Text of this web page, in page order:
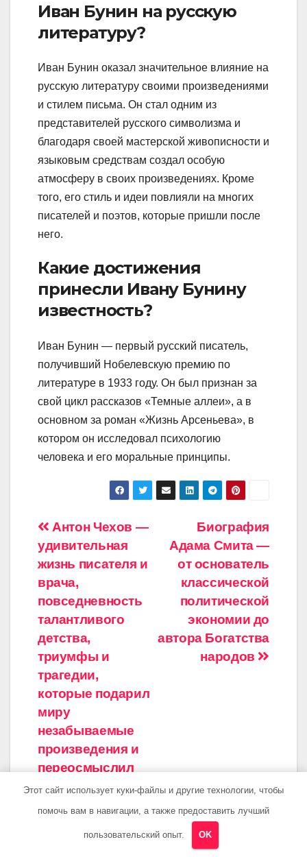
Иван Бунин на русскую
литературу?
Иван Бунин оказал значительное влияние на
русскую литературу своими произведениями
и стилем письма. Он стал одним из
представителей русского символизма и
благодаря своей мастерской живописности и
языковым средствам создал особую
атмосферу в своих произведениях. Кроме
того, его стиль и идеи повлияли на многих
писателей и поэтов, которые пришли после
него.
Какие достижения
принесли Ивану Бунину
известность?
Иван Бунин — первый русский писатель,
получивший Нобелевскую премию по
литературе в 1933 году. Он был признан за
свой цикл рассказов «Темные аллеи», а в
основном за роман «Жизнь Арсеньева», в
котором он исследовал психологию
человека и его моральные принципы.
Навигация
по
записям
Биография
Адама Смита —
от основатель
классической
политической
экономии до
автора Богатства
народов
Антон Чехов —
удивительная
жизнь писателя и
врача,
повседневность
талантливого
детства,
триумфы и
трагедии,
которые подарил
миру
незабываемые
произведения и
переосмыслил
искусство
класса!
Этот сайт использует куки-файлы и другие технологии, чтобы
помочь вам в навигации, а также предоставить лучший
пользовательский опыт. OK